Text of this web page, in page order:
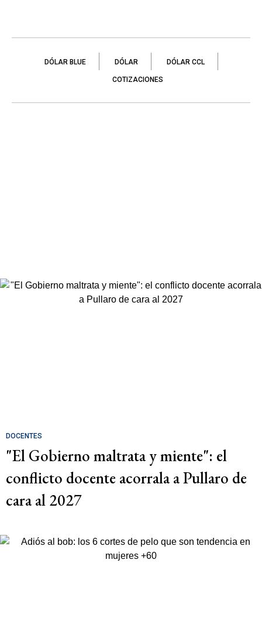
DÓLAR BLUE DÓLAR DÓLAR CCL
COTIZACIONES
DOCENTES
"El Gobierno maltrata y miente": el
conflicto docente acorrala a Pullaro de
cara al 2027